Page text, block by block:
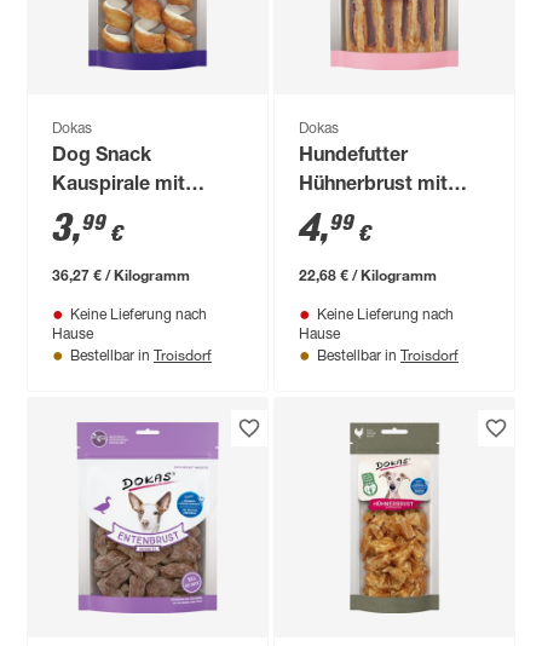
Dokas
Dog Snack
Kauspirale mit
Hühnerbrustfilet 110
g
3,99 €
36,27 € / Kilogramm
Keine Lieferung nach
Hause
Bestellbar in Troisdorf
Dokas
Hundefutter
Hühnerbrust mit
Leber 220 g
4,99 €
22,68 € / Kilogramm
Keine Lieferung nach
Hause
Bestellbar in Troisdorf